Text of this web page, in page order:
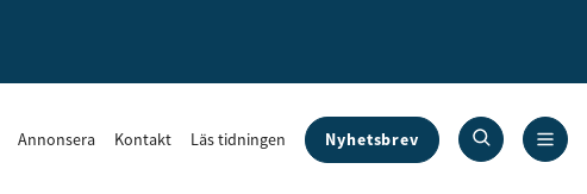
Annonsera Kontakt Läs tidningen Nyhetsbrev